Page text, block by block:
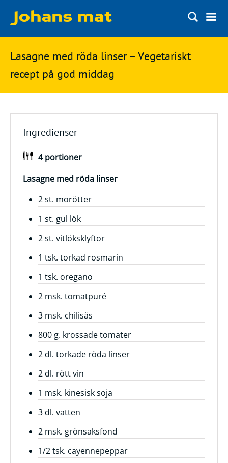
Matbloggen
Innertemperaturer
Ingredienser
Matsnack
Ölsnack
Topplistan
Bryggerier
Ölstilar
Kontakt
Frågor
svar
Ölprovning
YouTube
Sök
på
Johans
mat
Lasagne med röda linser – Vegetariskt
recept på god middag
Ingredienser
4 portioner
Lasagne med röda linser
2 st. morötter
1 st. gul lök
2 st. vitlöksklyftor
1 tsk. torkad rosmarin
1 tsk. oregano
2 msk. tomatpuré
3 msk. chilisås
800 g. krossade tomater
2 dl. torkade röda linser
2 dl. rött vin
1 msk. kinesisk soja
3 dl. vatten
2 msk. grönsaksfond
1/2 tsk. cayennepeppar